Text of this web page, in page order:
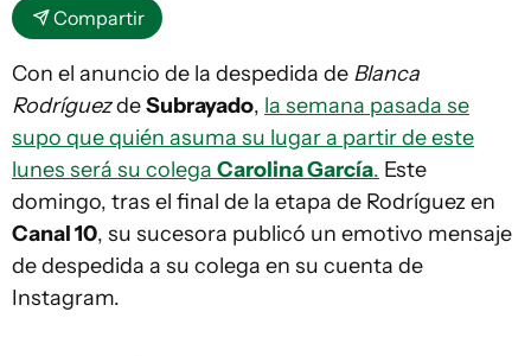
Compartir
Con el anuncio de la despedida de Blanca
RodríguezdeSubrayado, la semana pasada se
supo que quién asuma su lugar a partir de este
lunes será su colega Carolina García. Este
domingo, tras el final de la etapa de Rodríguez en
Canal 10, su sucesora publicó un emotivo mensaje
de despedida a su colega en su cuenta de
Instagram.